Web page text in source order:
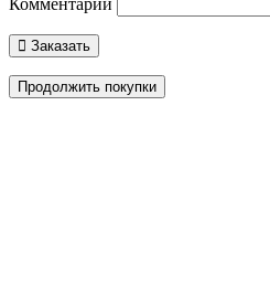
Заказать
Продолжить покупки